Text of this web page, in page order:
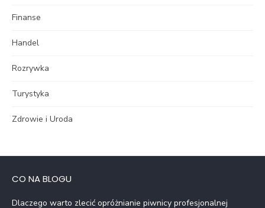
Finanse
Handel
Rozrywka
Turystyka
Zdrowie i Uroda
CO NA BLOGU
Dlaczego warto zlecić opróżnianie piwnicy profesjonalnej